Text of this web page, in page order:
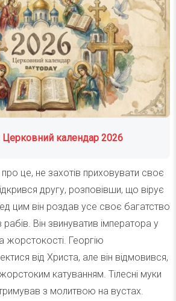
Церковний календар 2026
про це, не захотів приховувати своє
другу, розповівши, що вірує
цим він роздав усе своє багатство
Він звинуватив імператора у
жорстокості. Георгію
від Христа, але він відмовився,
катуванням. Тілесні муки
з молитвою на вустах.